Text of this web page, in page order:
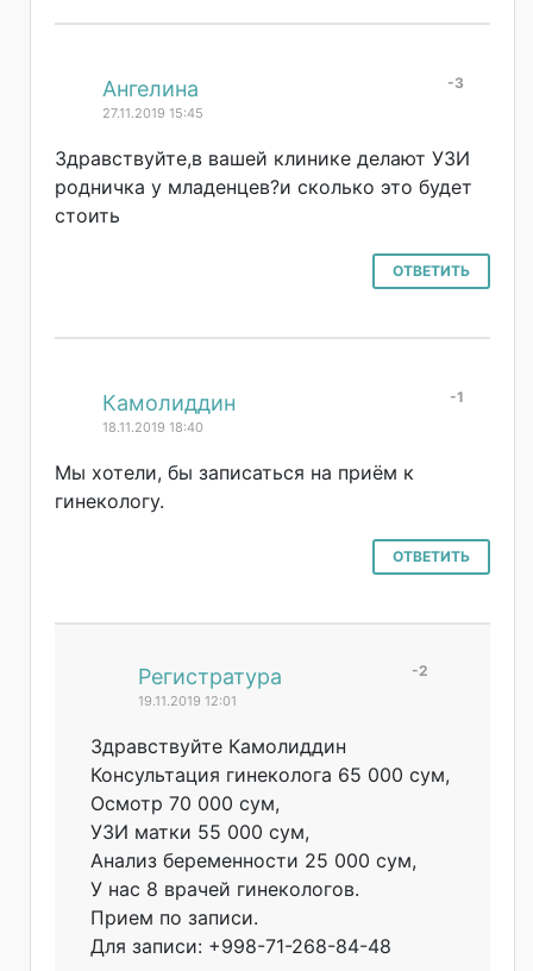
-3
Ангелина
27.11.2019 15:45
Здравствуйте,в вашей клинике делают УЗИ
родничка у младенцев?и сколько это будет
стоить
ОТВЕТИТЬ
-1
Камолиддин
18.11.2019 18:40
Мы хотели, бы записаться на приём к
гинекологу.
ОТВЕТИТЬ
-2
Регистратура
19.11.2019 12:01
Здравствуйте Камолиддин
Консультация гинеколога 65 000 сум,
Осмотр 70 000 сум,
УЗИ матки 55 000 сум,
Анализ беременности 25 000 сум,
У нас 8 врачей гинекологов.
Прием по записи.
Для записи: +998-71-268-84-48